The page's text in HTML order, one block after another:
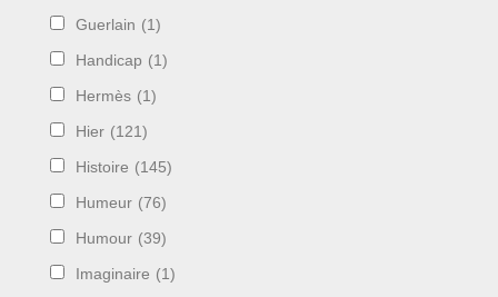
Guerlain (1)
Handicap (1)
Hermès (1)
Hier (121)
Histoire (145)
Humeur (76)
Humour (39)
Imaginaire (1)